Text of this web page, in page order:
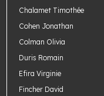
Chalamet Timothée
Cohen Jonathan
Colman Olivia
Duris Romain
Efira Virginie
Fincher David